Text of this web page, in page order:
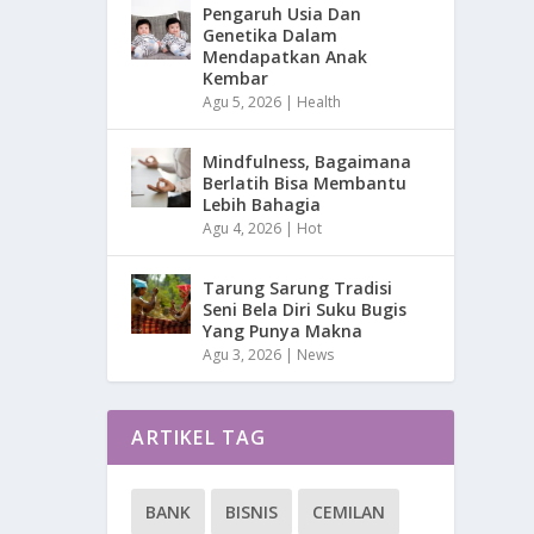
Pengaruh Usia Dan
Genetika Dalam
Mendapatkan Anak
Kembar
Agu 5, 2026 | Health
Mindfulness, Bagaimana
Berlatih Bisa Membantu
Lebih Bahagia
Agu 4, 2026 | Hot
Tarung Sarung Tradisi
Seni Bela Diri Suku Bugis
Yang Punya Makna
Agu 3, 2026 | News
ARTIKEL TAG
BANK BISNIS CEMILAN